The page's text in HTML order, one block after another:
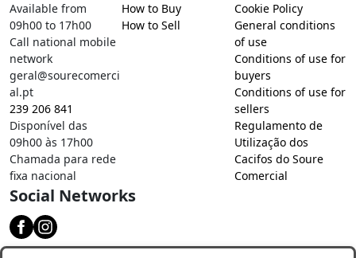
Available from
09h00 to 17h00
Call national mobile
network
geral@sourecomerci
al.pt
239 206 841
Disponível das
09h00 às 17h00
Chamada para rede
fixa nacional
How to Buy
How to Sell
Cookie Policy
General conditions
of use
Conditions of use for
buyers
Conditions of use for
sellers
Regulamento de
Utilização dos
Cacifos do Soure
Comercial
Social Networks